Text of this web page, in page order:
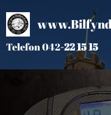
Telefon 042-22 15 15